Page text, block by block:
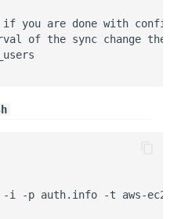
if you are done with
of the sync change
-i -p auth.info -t aws-